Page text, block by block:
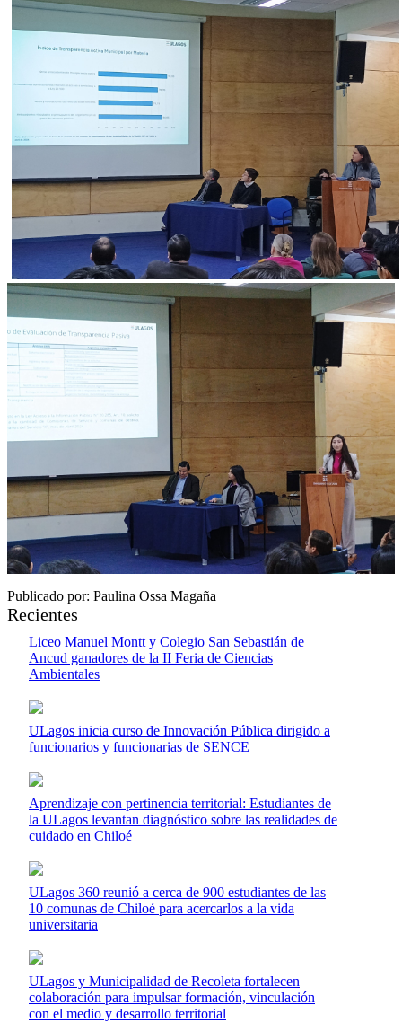
Publicado por: Paulina Ossa Magaña
Recientes
Liceo Manuel Montt y Colegio San Sebastián de
Ancud ganadores de la II Feria de Ciencias
Ambientales
ULagos inicia curso de Innovación Pública dirigido a
funcionarios y funcionarias de SENCE
Aprendizaje con pertinencia territorial: Estudiantes de
la ULagos levantan diagnóstico sobre las realidades de
cuidado en Chiloé
ULagos 360 reunió a cerca de 900 estudiantes de las
10 comunas de Chiloé para acercarlos a la vida
universitaria
ULagos y Municipalidad de Recoleta fortalecen
colaboración para impulsar formación, vinculación
con el medio y desarrollo territorial